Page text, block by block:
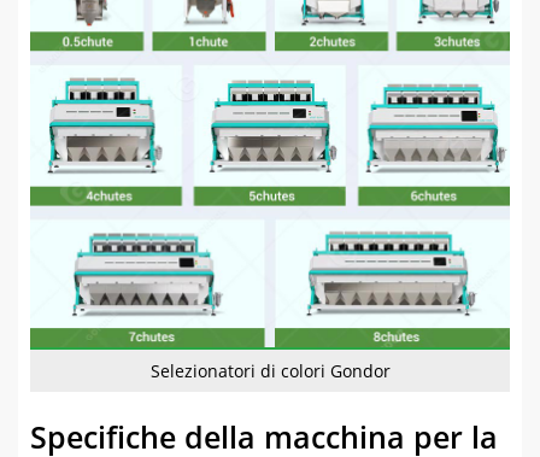
Selezionatori di colori Gondor
Specifiche della macchina per la